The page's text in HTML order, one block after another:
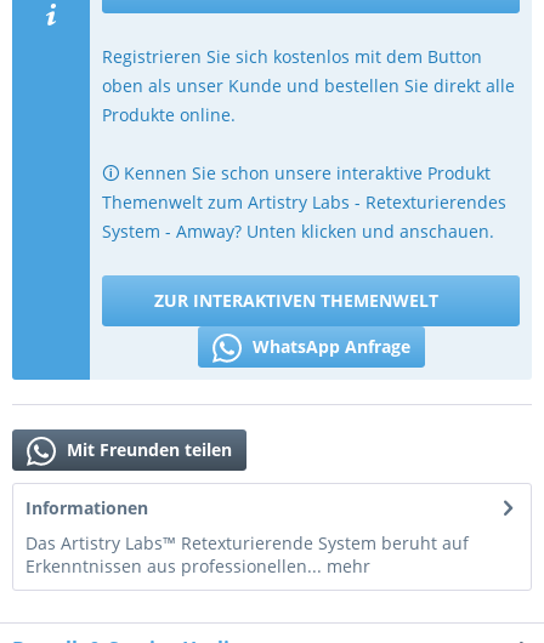
Registrieren Sie sich kostenlos mit dem Button
oben als unser Kunde und bestellen Sie direkt alle
Produkte online.
🛈 Kennen Sie schon unsere interaktive Produkt
Themenwelt zum Artistry Labs - Retexturierendes
System - Amway? Unten klicken und anschauen.
ZUR INTERAKTIVEN THEMENWELT
WhatsApp Anfrage
Mit Freunden teilen
Informationen
Das Artistry Labs™ Retexturierende System beruht auf
Erkenntnissen aus professionellen... mehr